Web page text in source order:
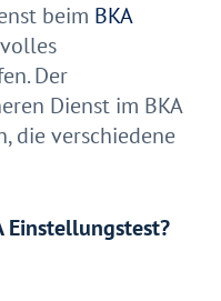
beim BKA
Der
Dienst im BKA
die verschiedene
Einstellungstest?